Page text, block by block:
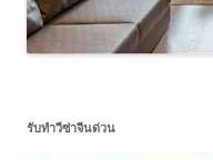
รับทำวีซ่าจีนด่วน